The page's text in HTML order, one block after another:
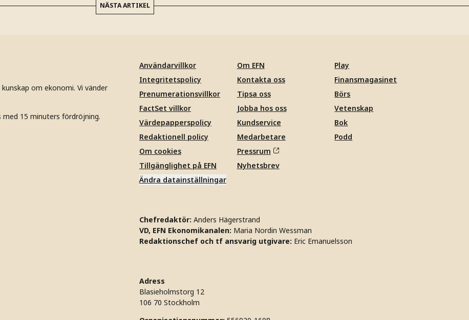
NÄSTA ARTIKEL
kunskap om ekonomi. Vi vänder
15 minuters fördröjning.
Användarvillkor
Integritetspolicy
Prenumerationsvillkor
FactSet villkor
Värdepapperspolicy
Redaktionell policy
Om cookies
Tillgänglighet på EFN
Ändra datainställningar
Om EFN
Kontakta oss
Tipsa oss
Jobba hos oss
Kundservice
Medarbetare
Pressrum
Nyhetsbrev
Play
Finansmagasinet
Börs
Vetenskap
Bok
Podd
Chefredaktör: Anders Hägerstrand
VD, EFN Ekonomikanalen: Maria Nordin Wessman
Redaktionschef och tf ansvarig utgivare: Eric Emanuelsson
Adress
Blasieholmstorg 12
106 70 Stockholm